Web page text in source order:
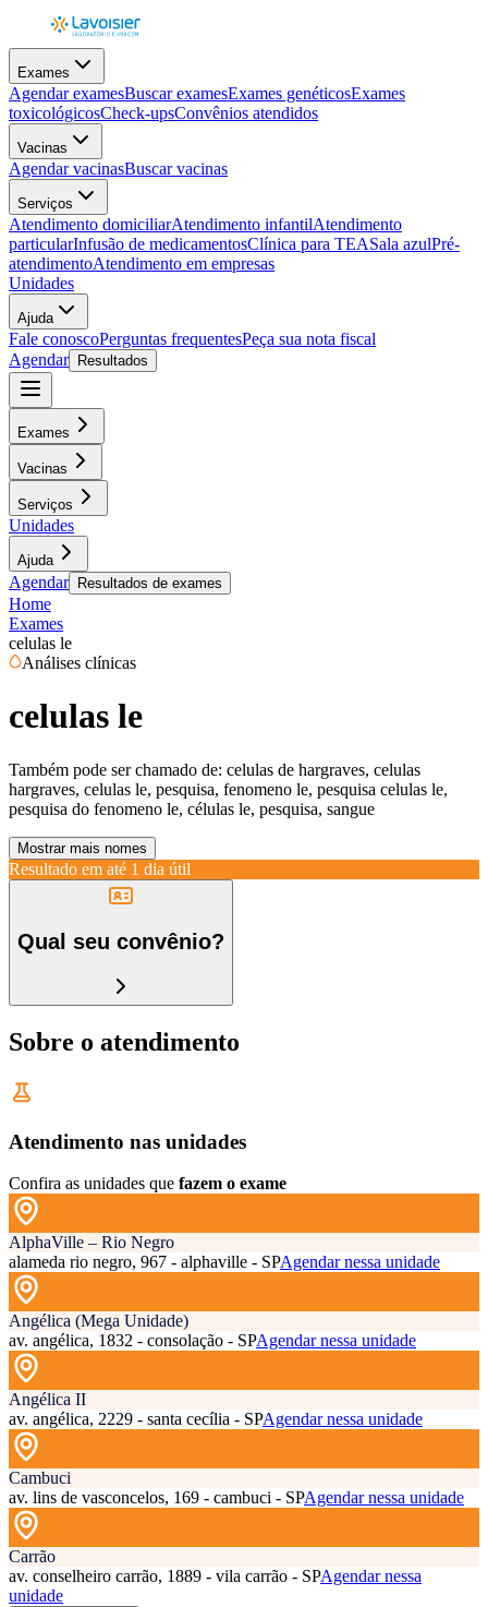
Exames
Agendar examesBuscar examesExames genéticosExames
toxicológicosCheck-upsConvênios atendidos
Vacinas
Agendar vacinasBuscar vacinas
Serviços
Atendimento domiciliarAtendimento infantilAtendimento
particularInfusão de medicamentosClínica para TEASala azulPré-
atendimentoAtendimento em empresas
Unidades
Ajuda
Fale conoscoPerguntas frequentesPeça sua nota fiscal
Agendar
Resultados
Exames
Vacinas
Serviços
Unidades
Ajuda
Agendar Resultados de exames
Home
Exames
celulas le
Análises clínicas
celulas le
Também pode ser chamado de: celulas de hargraves, celulas
hargraves, celulas le, pesquisa, fenomeno le, pesquisa celulas le,
pesquisa do fenomeno le, células le, pesquisa, sangue
Mostrar mais nomes
Resultado em até 1 dia útil
Qual seu convênio?
Sobre o atendimento
Atendimento nas unidades
Confira as unidades que fazem o exame
AlphaVille – Rio Negro
alameda rio negro, 967 - alphaville - SPAgendar nessa unidade
Angélica (Mega Unidade)
av. angélica, 1832 - consolação - SPAgendar nessa unidade
Angélica II
av. angélica, 2229 - santa cecília - SPAgendar nessa unidade
Cambuci
av. lins de vasconcelos, 169 - cambuci - SPAgendar nessa unidade
Carrão
av. conselheiro carrão, 1889 - vila carrão - SPAgendar nessa
unidade